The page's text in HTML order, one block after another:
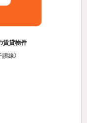
賃貸物件
讃線）